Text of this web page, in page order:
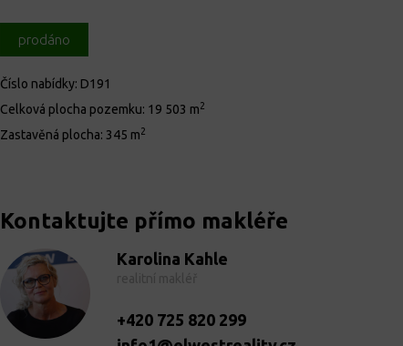
prodáno
Číslo nabídky: D191
Celková plocha pozemku: 19 503 m2
Zastavěná plocha: 345 m2
Kontaktujte přímo makléře
Karolina Kahle
+420 725 820 299